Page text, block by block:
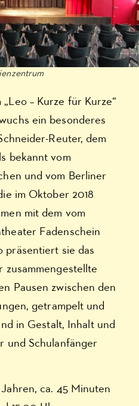
– Kurze für Kurze“
ein besonderes
Reuter, dem
bekannt vom
und vom Berliner
im Oktober 2018
mit dem vom
Fadenschein
präsentiert sie das
zusammengestellte
Pausen zwischen den
getrampelt und
in Gestalt, Inhalt und
und Schulanfänger
ca. 45 Minuten